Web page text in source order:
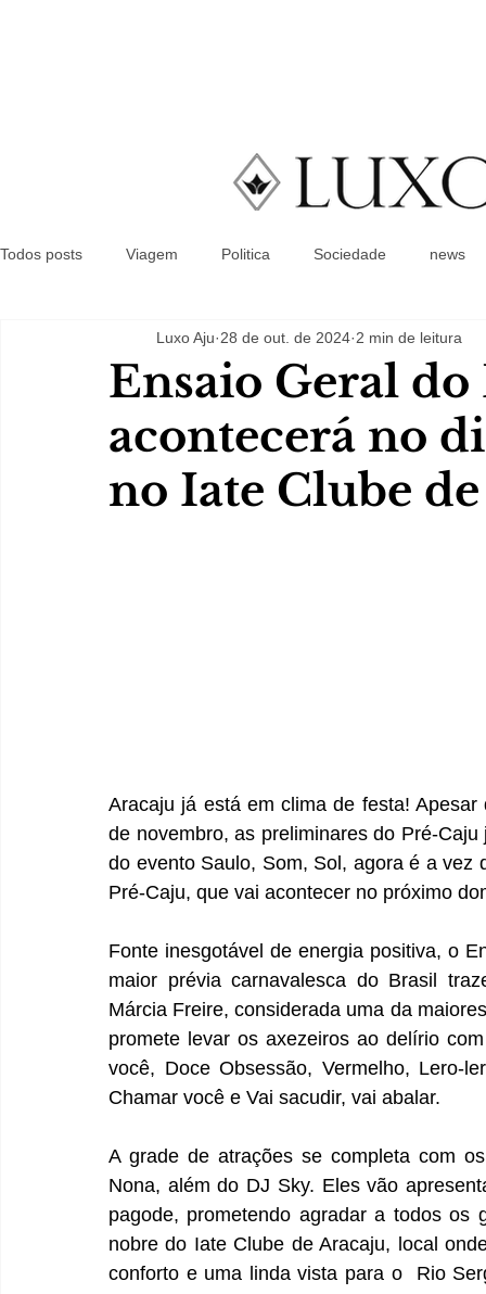
Todos posts Viagem Politica Sociedade news
Ensaio Geral
acontecerá no
no Iate Clube
Luxo Aju 28 de out. de 2024 2 min de leitura
Aracaju já está em clima de festa!
de novembro, as preliminares do Pré-
do evento Saulo, Som, Sol, agora é a vez
Pré-Caju, que vai acontecer no próximo
Fonte inesgotável de energia positiva, o
maior prévia carnavalesca do Brasil
Márcia Freire, considerada uma da
promete levar os axezeiros ao delírio
você, Doce Obsessão, Vermelho, Lero-
Chamar você e Vai sacudir, vai abalar.
A grade de atrações se completa com
Nona, além do DJ Sky. Eles vão
pagode, prometendo agradar a todos os
nobre do Iate Clube de Aracaju, local
conforto e uma linda vista para o Rio